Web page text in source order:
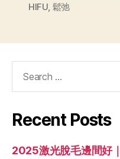
HIFU, 鬆弛
Recent Posts
2025激光脫毛邊間好